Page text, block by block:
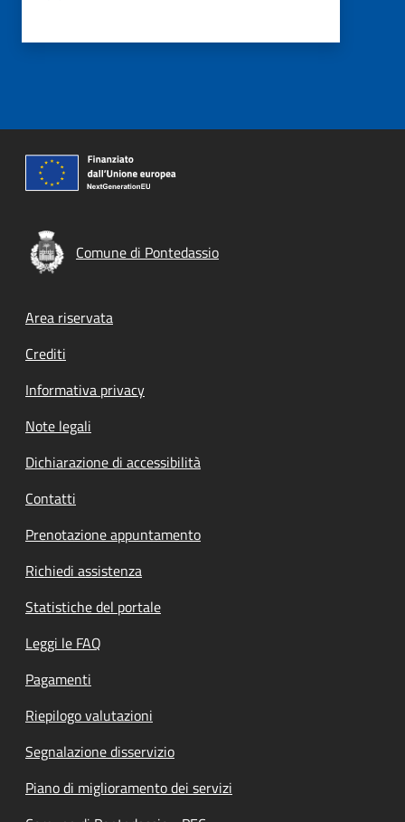
Comune di Pontedassio
Footer menu
Area riservata
Crediti
Informativa privacy
Note legali
Dichiarazione di accessibilità
Contatti
Prenotazione appuntamento
Richiedi assistenza
Statistiche del portale
Leggi le FAQ
Pagamenti
Riepilogo valutazioni
Segnalazione disservizio
Piano di miglioramento dei servizi